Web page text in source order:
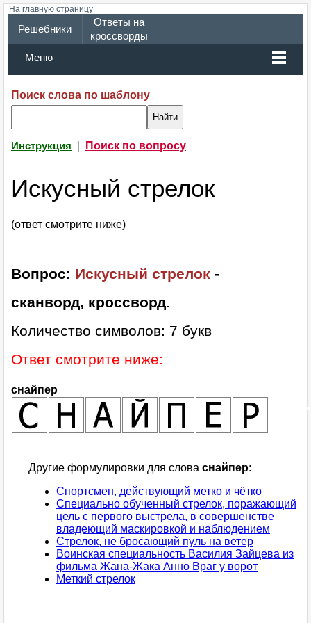
На главную страницу
Решебники
Ответы на
кроссворды
Меню
Поиск слова по шаблону
Инструкция Поиск по вопросу
Искусный стрелок
(ответ смотрите ниже)
Вопрос: Искусный стрелок -
сканворд, кроссворд.
Количество символов: 7 букв
Ответ смотрите ниже:
снайпер
Другие формулировки для слова снайпер:
Спортсмен, действующий метко и чётко
Специально обученный стрелок, поражающий
цель с первого выстрела, в совершенстве
владеющий маскировкой и наблюдением
Стрелок, не бросающий пуль на ветер
Воинская специальность Василия Зайцева из
фильма Жана-Жака Анно Враг у ворот
Меткий стрелок